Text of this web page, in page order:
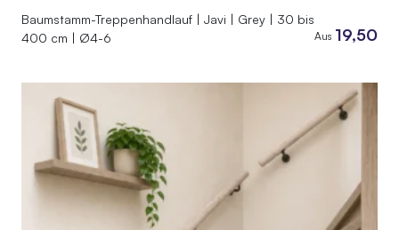
Baumstamm-Treppenhandlauf | Javi | Grey | 30 bis
400 cm | Ø4-6
Aus 19,50